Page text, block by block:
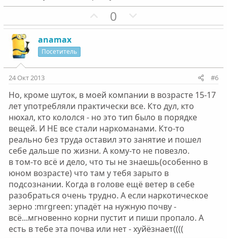
с с
П
о
т
в
н
ы
й
г
о
л
о
с
0
е
т
н
ы
й
г
о
л
о
с
anamax
Посетитель
24 Окт 2013 #6
Но, кроме шуток, в моей компании в возрасте 15-17
лет употребляли практически все. Кто дул, кто
нюхал, кто кололся - но это тип было в порядке
вещей. И НЕ все стали наркоманами. Кто-то
реально без труда оставил это занятие и пошел
себе дальше по жизни. А кому-то не повезло.
в том-то всё и дело, что ты не знаешь(особенно в
юном возрасте) что там у тебя зарыто в
подсознании. Когда в голове ещё ветер в себе
разобраться очень трудно. А если наркотическое
зерно :mrgreen: упадёт на нужную почву -
всё...мгновенно корни пустит и пиши пропало. А
есть в тебе эта почва или нет - хуйёзнает((((